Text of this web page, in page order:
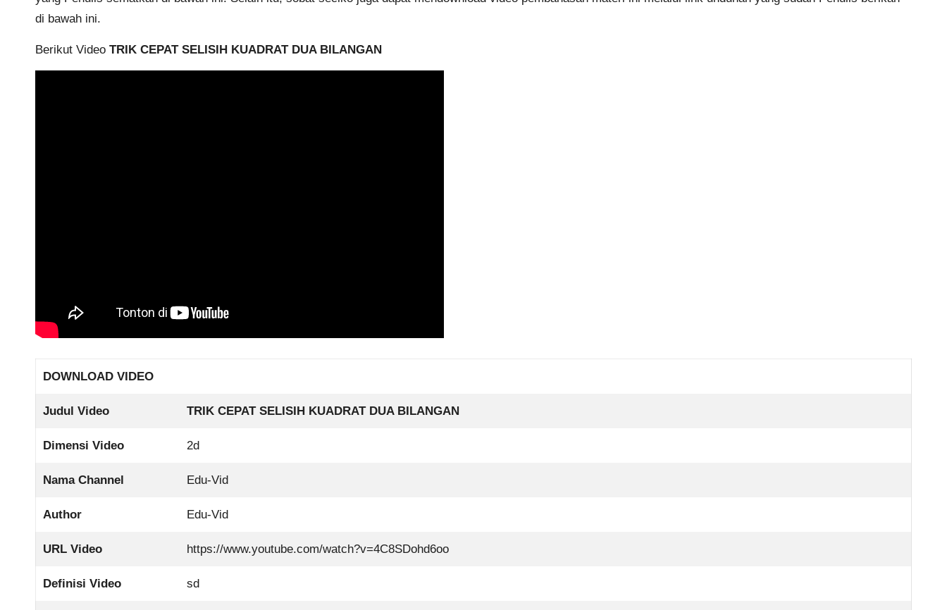
di bawah ini.
Berikut Video TRIK CEPAT SELISIH KUADRAT DUA BILANGAN
DOWNLOAD VIDEO
Judul Video TRIK CEPAT SELISIH KUADRAT DUA BILANGAN
Dimensi Video 2d
Nama Channel Edu-Vid
Author Edu-Vid
URL Video https://www.youtube.com/watch?v=4C8SDohd6oo
Definisi Video sd